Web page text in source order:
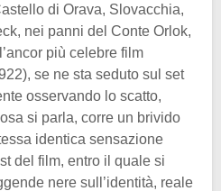
di Orava, Slovacchia,
nei panni del Conte Orlok,
più celebre film
se ne sta seduto sul set
osservando lo scatto,
si parla, corre un brivido
identica sensazione
del film, entro il quale si
nere sull’identità, reale